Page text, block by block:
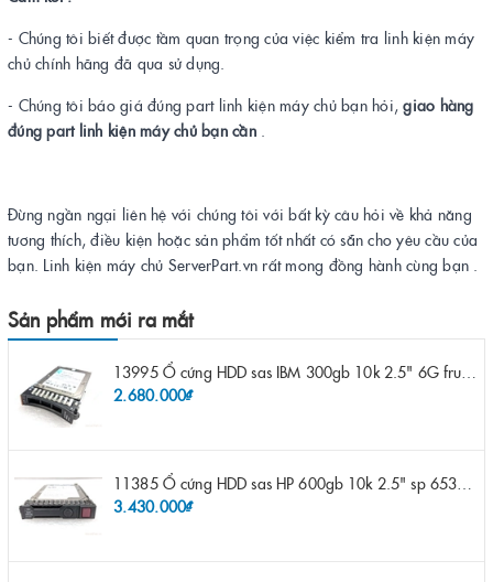
- Chúng tôi biết được tầm quan trọng của việc kiểm tra linh kiện máy
chủ chính hãng đã qua sử dụng.
- Chúng tôi báo giá đúng part linh kiện máy chủ bạn hỏi,giao hàng
đúng part linh kiện máy chủ bạn cần.
Đừng ngần ngại liên hệ với chúng tôi với bất kỳ câu hỏi về khả năng
tương thích, điều kiện hoặc sản phẩm tốt nhất có sẵn cho yêu cầu của
bạn. Linh kiện máy chủ ServerPart.vn rất mong đồng hành cùng bạn .
Sản phẩm mới ra mắt
13995 Ổ cứng HDD sas IBM 300gb 10k 2.5" 6G fru 44W2265 opt 44W2264 pn 44W2268 ST9300503SS
2.680.000₫
11385 Ổ cứng HDD sas HP 600gb 10k 2.5" sp 653957-001 pn 619286-003 pn 641552-003 pn 689287-003 652583-B21
3.430.000₫